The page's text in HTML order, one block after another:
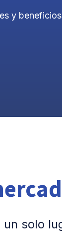
y beneficios
solo